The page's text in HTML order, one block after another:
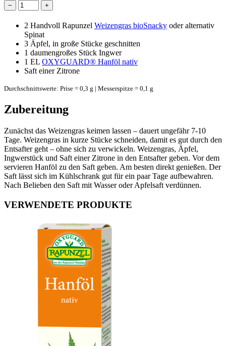
− +
2 Handvoll Rapunzel Weizengras bioSnacky oder alternativ
Spinat
3 Äpfel, in große Stücke geschnitten
1 daumengroßes Stück Ingwer
1 EL OXYGUARD® Hanföl nativ
Saft einer Zitrone
Durchschnittswerte: Prise = 0,3 g | Messerspitze = 0,1 g
Zubereitung
Zunächst das Weizengras keimen lassen – dauert ungefähr 7-10
Tage. Weizengras in kurze Stücke schneiden, damit es gut durch den
Entsafter geht – ohne sich zu verwickeln. Weizengras, Äpfel,
Ingwerstück und Saft einer Zitrone in den Entsafter geben. Vor dem
servieren Hanföl zu den Saft geben. Am besten direkt genießen. Der
Saft lässt sich im Kühlschrank gut für ein paar Tage aufbewahren.
Nach Belieben den Saft mit Wasser oder Apfelsaft verdünnen.
VERWENDETE PRODUKTE